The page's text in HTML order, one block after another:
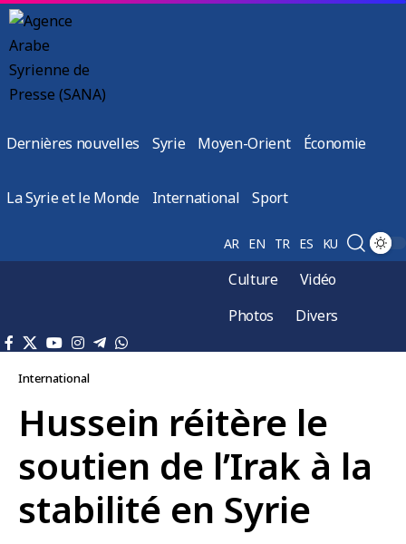
Dernières nouvelles Syrie Moyen-Orient Économie
La Syrie et le Monde International Sport
AR EN TR ES KU
Culture
Vidéo
Photos
Divers
International
Hussein réitère le
soutien de l’Irak à la
stabilité en Syrie